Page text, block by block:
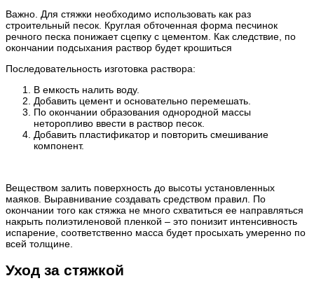
Важно. Для стяжки необходимо использовать как раз
строительный песок. Круглая обточенная форма песчинок
речного песка понижает сцепку с цементом. Как следствие, по
окончании подсыхания раствор будет крошиться
Последовательность изготовка раствора:
В емкость налить воду.
Добавить цемент и основательно перемешать.
По окончании образования однородной массы
неторопливо ввести в раствор песок.
Добавить пластификатор и повторить смешивание
компонент.
Веществом залить поверхность до высоты установленных
маяков. Выравнивание создавать средством правил. По
окончании того как стяжка не много схватиться ее направляться
накрыть полиэтиленовой пленкой – это понизит интенсивность
испарение, соответственно масса будет просыхать умеренно по
всей толщине.
Уход за стяжкой